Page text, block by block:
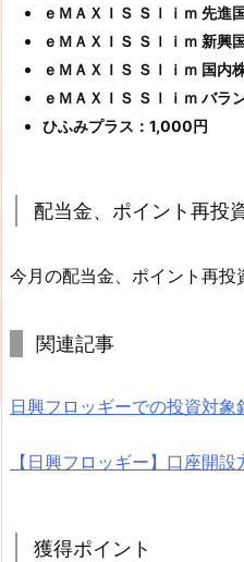
ｅＭＡＸＩＳ Ｓｌｉｍ 先
ｅＭＡＸＩＳ Ｓｌｉｍ 新
ｅＭＡＸＩＳ Ｓｌｉｍ 国
ｅＭＡＸＩＳ Ｓｌｉｍ バ
ひふみプラス：1,000円
配当金、ポイント再投
今月の配当金、ポイント再投
関連記事
日興フロッギーでの投資対
【日興フロッギー】口座開
獲得ポイント